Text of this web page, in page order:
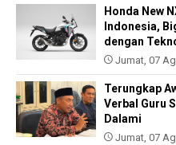
Honda New
Indonesia,
dengan
Jumat, 07
Terungkap
Verbal Guru
Dalami
Jumat, 07